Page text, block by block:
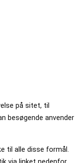
på sitet, til
besøgende anvender
til alle disse formål.
via linket nedenfor.